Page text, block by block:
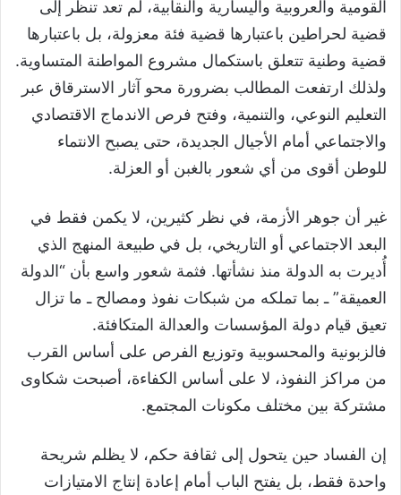
القومية والعروبية واليسارية والنقابية، لم تعد تنظر إلى
قضية لحراطين باعتبارها قضية فئة معزولة، بل باعتبارها
قضية وطنية تتعلق باستكمال مشروع المواطنة المتساوية.
ولذلك ارتفعت المطالب بضرورة محو آثار الاسترقاق عبر
التعليم النوعي، والتنمية، وفتح فرص الاندماج الاقتصادي
والاجتماعي أمام الأجيال الجديدة، حتى يصبح الانتماء
للوطن أقوى من أي شعور بالغبن أو العزلة.
غير أن جوهر الأزمة، في نظر كثيرين، لا يكمن فقط في
البعد الاجتماعي أو التاريخي، بل في طبيعة المنهج الذي
أُديرت به الدولة منذ نشأتها. فثمة شعور واسع بأن “الدولة
العميقة” ـ بما تملكه من شبكات نفوذ ومصالح ـ ما تزال
تعيق قيام دولة المؤسسات والعدالة المتكافئة.
فالزبونية والمحسوبية وتوزيع الفرص على أساس القرب
من مراكز النفوذ، لا على أساس الكفاءة، أصبحت شكاوى
مشتركة بين مختلف مكونات المجتمع.
إن الفساد حين يتحول إلى ثقافة حكم، لا يظلم شريحة
واحدة فقط، بل يفتح الباب أمام إعادة إنتاج الامتيازات